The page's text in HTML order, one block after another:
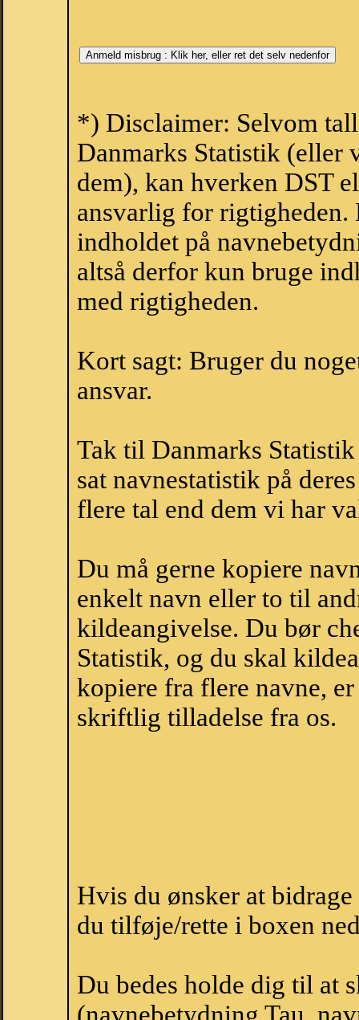
*) Disclaimer: Selvom
Danmarks Statistik (eller
dem), kan hverken DST
ansvarlig for
indholdet på
altså derfor kun bruge
med rigtigheden.
Kort sagt: Bruger du
ansvar.
Tak til Danmarks
sat navnestatistik på
flere tal end dem vi har
Du må gerne kopiere
enkelt navn eller to til
kildeangivelse. Du bør
Statistik, og du skal
kopiere fra flere navne,
skriftlig tilladelse fra os.
Hvis du ønsker at
du tilføje/rette i boxen
Du bedes holde dig til at